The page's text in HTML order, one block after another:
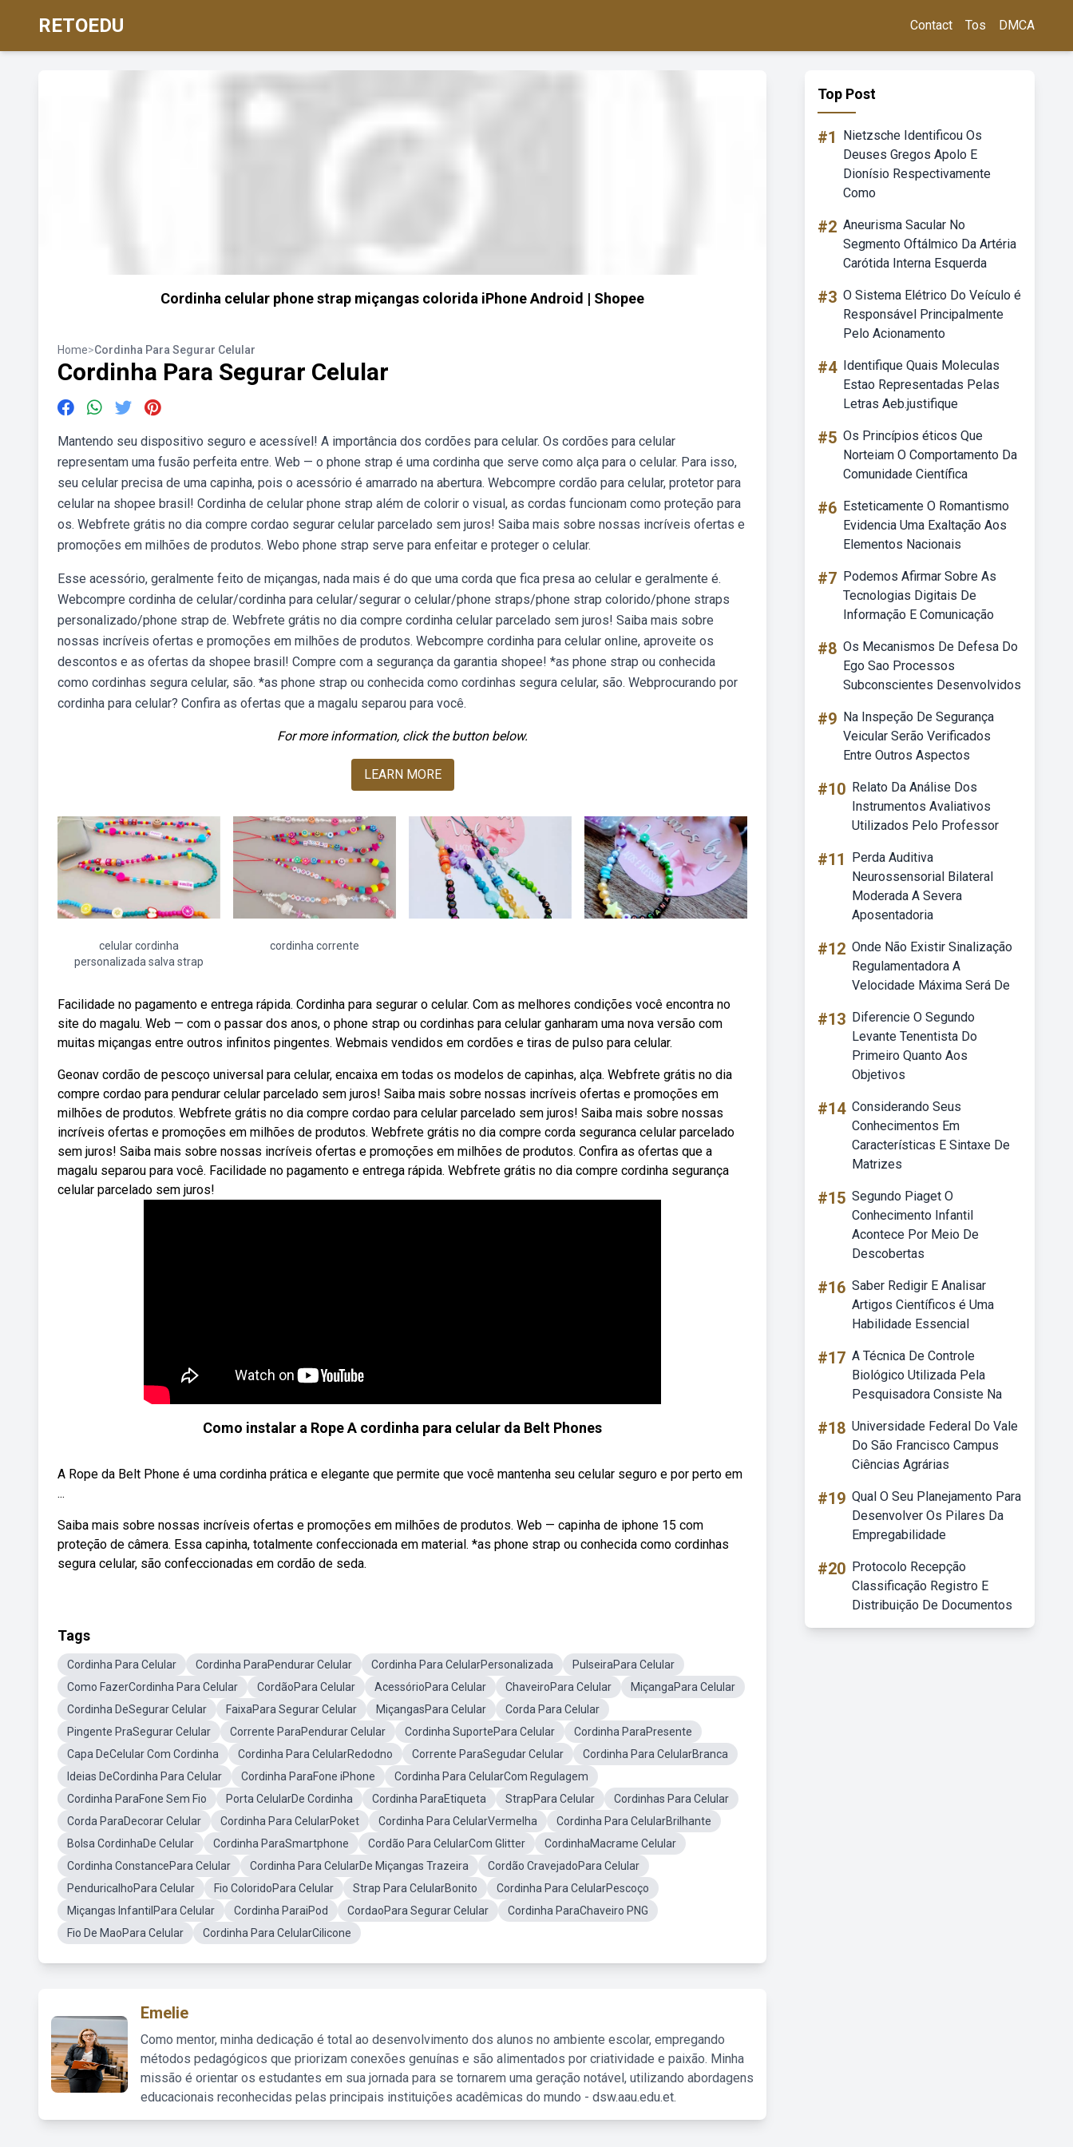
RETOEDU Contact Tos DMCA
Cordinha celular phone strap miçangas colorida iPhone Android | Shopee
Home>Cordinha Para Segurar Celular
Cordinha Para Segurar Celular
Mantendo seu dispositivo seguro e acessível! A importância dos cordões para celular. Os cordões para celular
representam uma fusão perfeita entre. Web — o phone strap é uma cordinha que serve como alça para o celular. Para isso,
seu celular precisa de uma capinha, pois o acessório é amarrado na abertura. Webcompre cordão para celular, protetor para
celular na shopee brasil! Cordinha de celular phone strap além de colorir o visual, as cordas funcionam como proteção para
os. Webfrete grátis no dia compre cordao segurar celular parcelado sem juros! Saiba mais sobre nossas incríveis ofertas e
promoções em milhões de produtos. Webo phone strap serve para enfeitar e proteger o celular.
Esse acessório, geralmente feito de miçangas, nada mais é do que uma corda que fica presa ao celular e geralmente é.
Webcompre cordinha de celular/cordinha para celular/segurar o celular/phone straps/phone strap colorido/phone straps
personalizado/phone strap de. Webfrete grátis no dia compre cordinha celular parcelado sem juros! Saiba mais sobre
nossas incríveis ofertas e promoções em milhões de produtos. Webcompre cordinha para celular online, aproveite os
descontos e as ofertas da shopee brasil! Compre com a segurança da garantia shopee! *as phone strap ou conhecida
como cordinhas segura celular, são. *as phone strap ou conhecida como cordinhas segura celular, são. Webprocurando por
cordinha para celular? Confira as ofertas que a magalu separou para você.
For more information, click the button below.
LEARN MORE
celular cordinha
personalizada salva strap
cordinha corrente
Facilidade no pagamento e entrega rápida. Cordinha para segurar o celular. Com as melhores condições você encontra no
site do magalu. Web — com o passar dos anos, o phone strap ou cordinhas para celular ganharam uma nova versão com
muitas miçangas entre outros infinitos pingentes. Webmais vendidos em cordões e tiras de pulso para celular.
Geonav cordão de pescoço universal para celular, encaixa em todas os modelos de capinhas, alça. Webfrete grátis no dia
compre cordao para pendurar celular parcelado sem juros! Saiba mais sobre nossas incríveis ofertas e promoções em
milhões de produtos. Webfrete grátis no dia compre cordao para celular parcelado sem juros! Saiba mais sobre nossas
incríveis ofertas e promoções em milhões de produtos. Webfrete grátis no dia compre corda seguranca celular parcelado
sem juros! Saiba mais sobre nossas incríveis ofertas e promoções em milhões de produtos. Confira as ofertas que a
magalu separou para você. Facilidade no pagamento e entrega rápida. Webfrete grátis no dia compre cordinha segurança
celular parcelado sem juros!
Como instalar a Rope A cordinha para celular da Belt Phones
A Rope da Belt Phone é uma cordinha prática e elegante que permite que você mantenha seu celular seguro e por perto em
...
Saiba mais sobre nossas incríveis ofertas e promoções em milhões de produtos. Web — capinha de iphone 15 com
proteção de câmera. Essa capinha, totalmente confeccionada em material. *as phone strap ou conhecida como cordinhas
segura celular, são confeccionadas em cordão de seda.
Tags
Cordinha Para Celular Cordinha ParaPendurar Celular Cordinha Para CelularPersonalizada
PulseiraPara Celular
Como FazerCordinha Para Celular
CordãoPara Celular AcessórioPara Celular ChaveiroPara Celular
MiçangaPara Celular
Cordinha DeSegurar Celular
FaixaPara Segurar Celular MiçangasPara Celular
Corda Para Celular
Pingente PraSegurar Celular
Corrente ParaPendurar Celular Cordinha SuportePara Celular
Cordinha ParaPresente
Capa DeCelular Com Cordinha
Cordinha Para CelularRedodno Corrente ParaSegudar Celular
Cordinha Para CelularBranca
Ideias DeCordinha Para Celular
Cordinha ParaFone iPhone
Cordinha Para CelularCom Regulagem
Cordinha ParaFone Sem Fio
Porta CelularDe Cordinha Cordinha ParaEtiqueta StrapPara Celular
Cordinhas Para Celular
Corda ParaDecorar Celular
Cordinha Para CelularPoket Cordinha Para CelularVermelha
Cordinha Para CelularBrilhante
Bolsa CordinhaDe Celular
Cordinha ParaSmartphone Cordão Para CelularCom Glitter
CordinhaMacrame Celular
Cordinha ConstancePara Celular
Cordinha Para CelularDe Miçangas Trazeira
Cordão CravejadoPara Celular
PenduricalhoPara Celular
Fio ColoridoPara Celular Strap Para CelularBonito
Cordinha Para CelularPescoço
Miçangas InfantilPara Celular
Cordinha ParaiPod CordaoPara Segurar Celular
Cordinha ParaChaveiro PNG
Fio De MaoPara Celular
Cordinha Para CelularCilicone
Emelie
Como mentor, minha dedicação é total ao desenvolvimento dos alunos no ambiente escolar, empregando
métodos pedagógicos que priorizam conexões genuínas e são alimentados por criatividade e paixão. Minha
missão é orientar os estudantes em sua jornada para se tornarem uma geração notável, utilizando abordagens
educacionais reconhecidas pelas principais instituições acadêmicas do mundo - dsw.aau.edu.et.
Top Post
#1
Nietzsche Identificou Os
Deuses Gregos Apolo E
Dionísio Respectivamente
Como
#2 Aneurisma Sacular No
Segmento Oftálmico Da Artéria
Carótida Interna Esquerda
#3 O Sistema Elétrico Do Veículo é
Responsável Principalmente
Pelo Acionamento
#4 Identifique Quais Moleculas
Estao Representadas Pelas
Letras Aeb.justifique
#5 Os Princípios éticos Que
Norteiam O Comportamento Da
Comunidade Científica
#6 Esteticamente O Romantismo
Evidencia Uma Exaltação Aos
Elementos Nacionais
#7 Podemos Afirmar Sobre As
Tecnologias Digitais De
Informação E Comunicação
#8 Os Mecanismos De Defesa Do
Ego Sao Processos
Subconscientes Desenvolvidos
#9 Na Inspeção De Segurança
Veicular Serão Verificados
Entre Outros Aspectos
#10 Relato Da Análise Dos
Instrumentos Avaliativos
Utilizados Pelo Professor
#11
Perda Auditiva
Neurossensorial Bilateral
Moderada A Severa
Aposentadoria
#12 Onde Não Existir Sinalização
Regulamentadora A
Velocidade Máxima Será De
#13 Diferencie O Segundo
Levante Tenentista Do
Primeiro Quanto Aos
Objetivos
#14 Considerando Seus
Conhecimentos Em
Características E Sintaxe De
Matrizes
#15 Segundo Piaget O
Conhecimento Infantil
Acontece Por Meio De
Descobertas
#16 Saber Redigir E Analisar
Artigos Científicos é Uma
Habilidade Essencial
#17 A Técnica De Controle
Biológico Utilizada Pela
Pesquisadora Consiste Na
#18 Universidade Federal Do Vale
Do São Francisco Campus
Ciências Agrárias
#19 Qual O Seu Planejamento Para
Desenvolver Os Pilares Da
Empregabilidade
#20 Protocolo Recepção
Classificação Registro E
Distribuição De Documentos